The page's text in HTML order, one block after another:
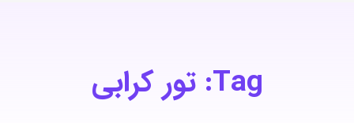
Tag: تور کرابی